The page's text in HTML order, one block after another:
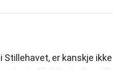
Stillehavet, er kanskje